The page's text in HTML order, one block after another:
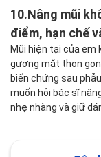
em đang có ý định
cải thiện diện mạo.
nâng mũi và cắt mí
một lúc được không
10.Nâng mũi
điểm, hạn chế